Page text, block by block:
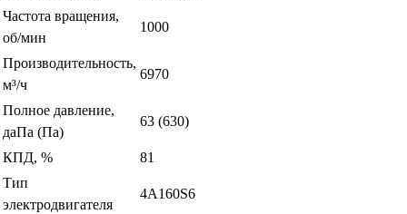
Частота вращения,
об/мин
1000
Производительность,
м³/ч
6970
Полное давление,
даПа (Па)
63 (630)
КПД, %
81
Тип
электродвигателя
4А160S6